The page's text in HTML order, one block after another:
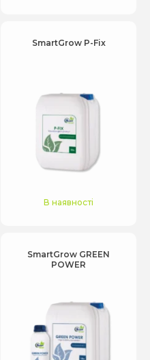
SmartGrow P-Fix
В наявності
SmartGrow GREEN
POWER